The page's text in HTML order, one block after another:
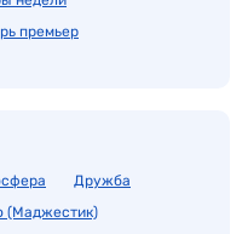
премьер
Дружба
(Маджестик)